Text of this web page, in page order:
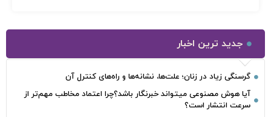
جدید ترین اخبار
گرسنگی زیاد در زنان؛ علت‌ها، نشانه‌ها و راه‌های کنترل آن
آیا هوش مصنوعی میتواند خبرنگار باشد؟چرا اعتماد مخاطب مهم‌تر از
سرعت انتشار است؟